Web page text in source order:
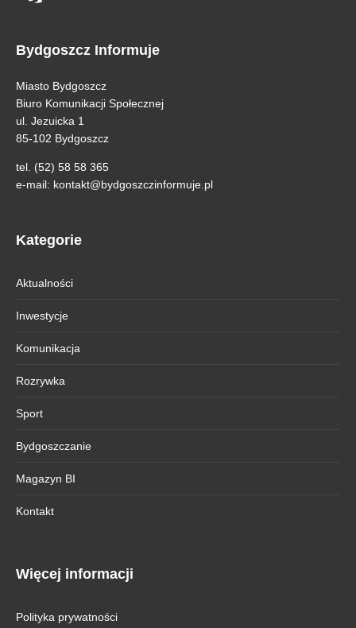
Bydgoszcz Informuje
Miasto Bydgoszcz
Biuro Komunikacji Społecznej
ul. Jezuicka 1
85-102 Bydgoszcz
tel. (52) 58 58 365
e-mail: kontakt@bydgoszczinformuje.pl
Kategorie
Aktualności
Inwestycje
Komunikacja
Rozrywka
Sport
Bydgoszczanie
Magazyn BI
Kontakt
Więcej informacji
Polityka prywatności